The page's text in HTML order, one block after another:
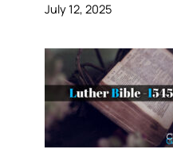
July 12, 2025